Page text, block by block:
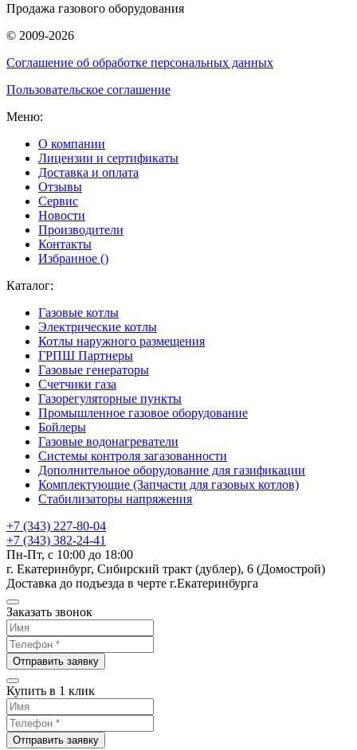
Продажа газового оборудования
© 2009-2026
Соглашение об обработке персональных данных
Пользовательское соглашение
Меню:
О компании
Лицензии и сертификаты
Доставка и оплата
Отзывы
Сервис
Новости
Производители
Контакты
Избранное ()
Каталог:
Газовые котлы
Электрические котлы
Котлы наружного размещения
ГРПШ Партнеры
Газовые генераторы
Счетчики газа
Газорегуляторные пункты
Промышленное газовое оборудование
Бойлеры
Газовые водонагреватели
Системы контроля загазованности
Дополнительное оборудование для газификации
Комплектующие (Запчасти для газовых котлов)
Стабилизаторы напряжения
+7 (343) 227-80-04
+7 (343) 382-24-41
Пн-Пт, с 10:00 до 18:00
г. Екатеринбург, Сибирский тракт (дублер), 6 (Домострой)
Доставка до подъезда в черте г.Екатеринбурга
Заказать звонок
Отправить заявку
Купить в 1 клик
Отправить заявку